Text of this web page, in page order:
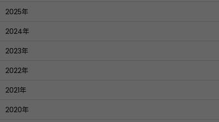
2025年
2024年
2023年
2022年
2021年
2020年